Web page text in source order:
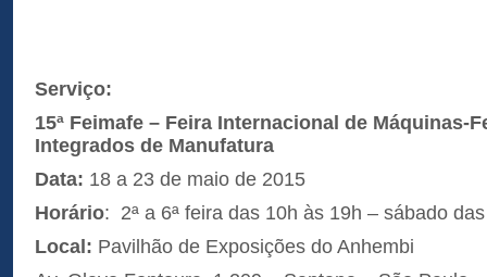
Serviço:
15ª Feimafe – Feira Internacional de Máquinas-
Integrados de Manufatura
Data: 18 a 23 de maio de 2015
Horário: 2ª a 6ª feira das 10h às 19h – sábado
Local: Pavilhão de Exposições do Anhembi